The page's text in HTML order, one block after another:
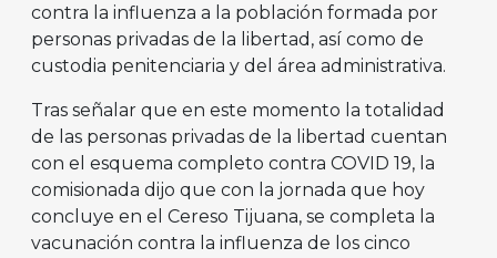
contra la influenza a la población formada por
personas privadas de la libertad, así como de
custodia penitenciaria y del área administrativa.
Tras señalar que en este momento la totalidad
de las personas privadas de la libertad cuentan
con el esquema completo contra COVID 19, la
comisionada dijo que con la jornada que hoy
concluye en el Cereso Tijuana, se completa la
vacunación contra la influenza de los cinco